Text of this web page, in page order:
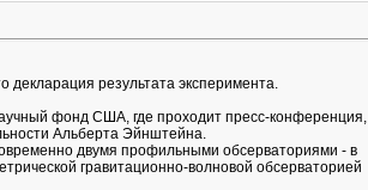
декларация результата эксперимента.
фонд США, где проходит пресс-конференция,
Альберта Эйнштейна.
двумя профильными обсерваториями - в
гравитационно-волновой обсерваторией